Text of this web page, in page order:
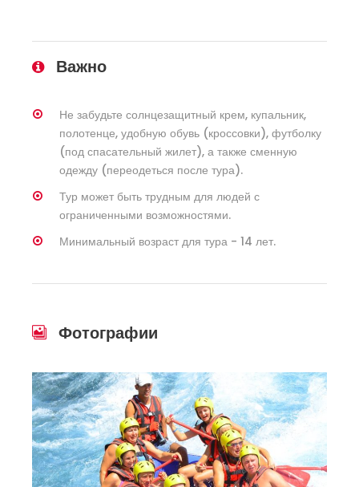
Важно
Не забудьте солнцезащитный крем, купальник,
полотенце, удобную обувь (кроссовки), футболку
(под спасательный жилет), а также сменную
одежду (переодеться после тура).
Тур может быть трудным для людей с
ограниченными возможностями.
Минимальный возраст для тура - 14 лет.
Фотографии